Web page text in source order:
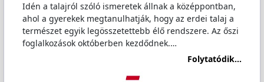
Idén a talajról szóló ismeretek állnak a középpontban,
ahol a gyerekek megtanulhatják, hogy az erdei talaj a
természet egyik legösszetettebb élő rendszere. Az őszi
foglalkozások októberben kezdődnek.…
Folytatódik...